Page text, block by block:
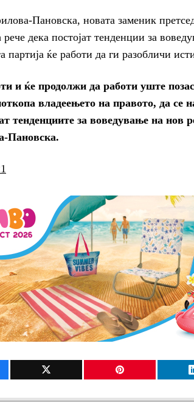
Пановска, новата заменик
дека постојат тенденции за
партија ќе работи да ги разобличи
и ќе продолжи да работи уште
владеењето на правото, да се
тенденциите за воведување на нов
Пановска.